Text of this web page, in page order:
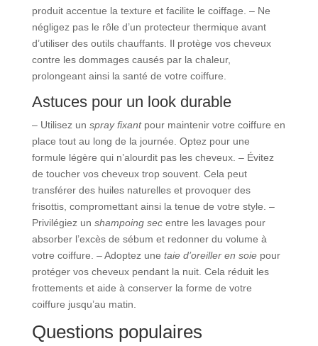
produit accentue la texture et facilite le coiffage. – Ne
négligez pas le rôle d’un protecteur thermique avant
d’utiliser des outils chauffants. Il protège vos cheveux
contre les dommages causés par la chaleur,
prolongeant ainsi la santé de votre coiffure.
Astuces pour un look durable
– Utilisez un spray fixantpour maintenir votre coiffure en
place tout au long de la journée. Optez pour une
formule légère qui n’alourdit pas les cheveux. – Évitez
de toucher vos cheveux trop souvent. Cela peut
transférer des huiles naturelles et provoquer des
frisottis, compromettant ainsi la tenue de votre style. –
Privilégiez un shampoing secentre les lavages pour
absorber l’excès de sébum et redonner du volume à
votre coiffure. – Adoptez une taie d’oreiller en soiepour
protéger vos cheveux pendant la nuit. Cela réduit les
frottements et aide à conserver la forme de votre
coiffure jusqu’au matin.
Questions populaires